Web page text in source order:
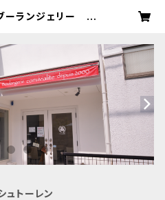
ーランジェリー コ
ュトーレン